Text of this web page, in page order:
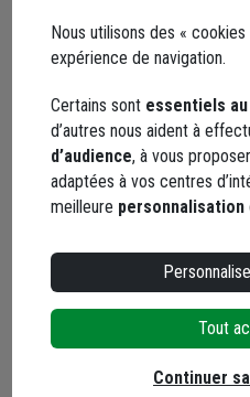
5 / 5
Bon produit
Par Yves-Alain S.,
En complément
Nous utilisons des «
expérience de navigation.
Certains sont essentiels
d’autres nous aident à
d’audience, à vous
adaptées à vos centres
meilleure personnalisation
Tout
Continuer